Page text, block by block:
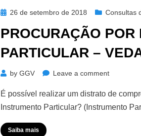
Posted26 de setembro de 2018 Consultas
PROCURAÇÃO POR
PARTICULAR –
by GGV Leave a commenton
por
É possível realizar um distrato de
Instrumento Particular? (Instrumento
Saiba mais